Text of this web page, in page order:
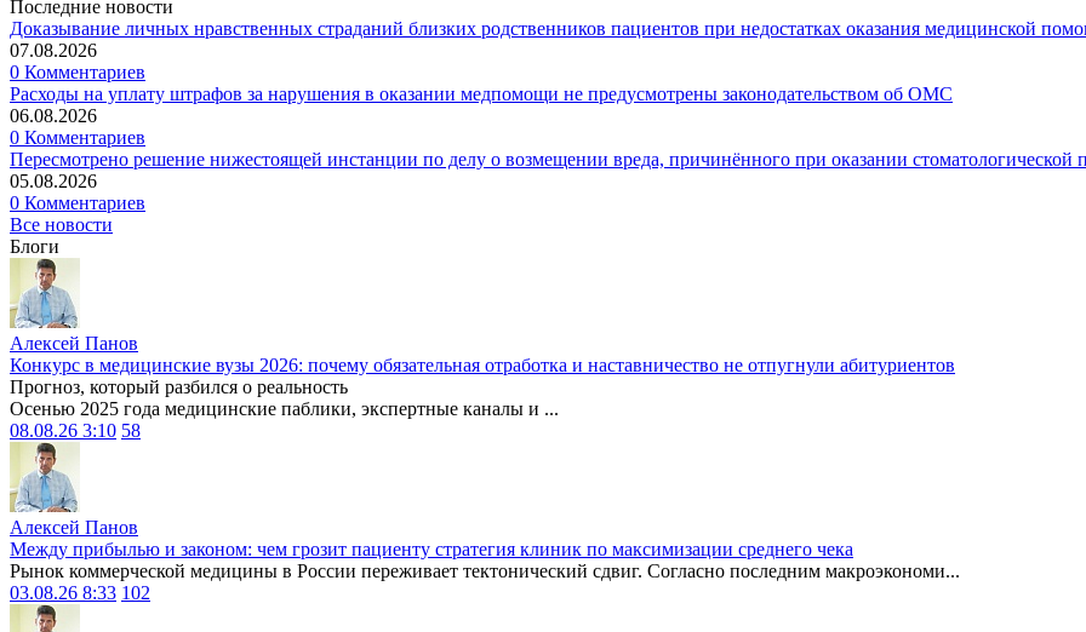
Последние новости
Доказывание личных нравственных страданий близких родственников пациентов при недостатках оказания медицинской
07.08.2026
0 Комментариев
Расходы на уплату штрафов за нарушения в оказании медпомощи не предусмотрены законодательством об ОМС
06.08.2026
0 Комментариев
Пересмотрено решение нижестоящей инстанции по делу о возмещении вреда, причинённого при оказании стоматологической
05.08.2026
0 Комментариев
Все новости
Блоги
Алексей Панов
Конкурс в медицинские вузы 2026: почему обязательная отработка и наставничество не отпугнули абитуриентов
Прогноз, который разбился о реальность
Осенью 2025 года медицинские паблики, экспертные каналы и ...
08.08.26 3:10 58
Алексей Панов
Между прибылью и законом: чем грозит пациенту стратегия клиник по максимизации среднего чека
Рынок коммерческой медицины в России переживает тектонический сдвиг. Согласно последним макроэкономи...
03.08.26 8:33 102